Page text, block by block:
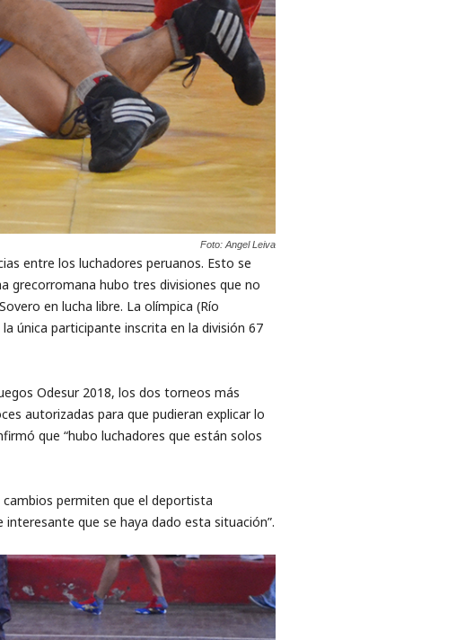
Foto: Angel Leiva
entre los luchadores peruanos. ​Esto se
grecorromana ​hubo tres divisiones que no
​en lucha libre. La olímpica (Río
única participante ​inscrita ​en la división 67
Odesur 2018, los dos torneos más
autorizadas para que pudieran explicar lo
que “hubo luchadores que están solos
permiten que el ​deportista
que se haya dado esta situación”.